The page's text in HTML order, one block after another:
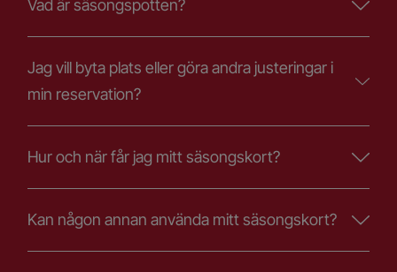
Vad är säsongspotten?
Jag vill byta plats eller göra andra justeringar i
min reservation?
Hur och när får jag mitt säsongskort?
Kan någon annan använda mitt säsongskort?